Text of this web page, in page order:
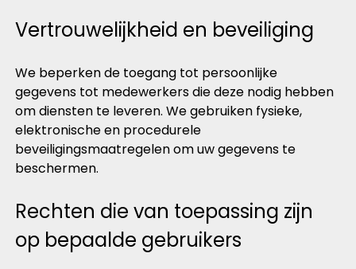
Vertrouwelijkheid en beveiliging
We beperken de toegang tot persoonlijke
gegevens tot medewerkers die deze nodig hebben
om diensten te leveren. We gebruiken fysieke,
elektronische en procedurele
beveiligingsmaatregelen om uw gegevens te
beschermen.
Rechten die van toepassing zijn
op bepaalde gebruikers